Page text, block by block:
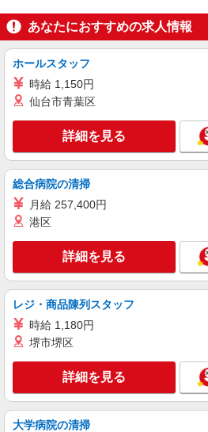
あなたにおすすめの求人情報
ホールスタッフ
時給 1,150円
仙台市青葉区
詳細を見る
総合病院の清掃
月給 257,400円
港区
詳細を見る
レジ・商品陳列スタッフ
時給 1,180円
堺市堺区
詳細を見る
大学病院の清掃